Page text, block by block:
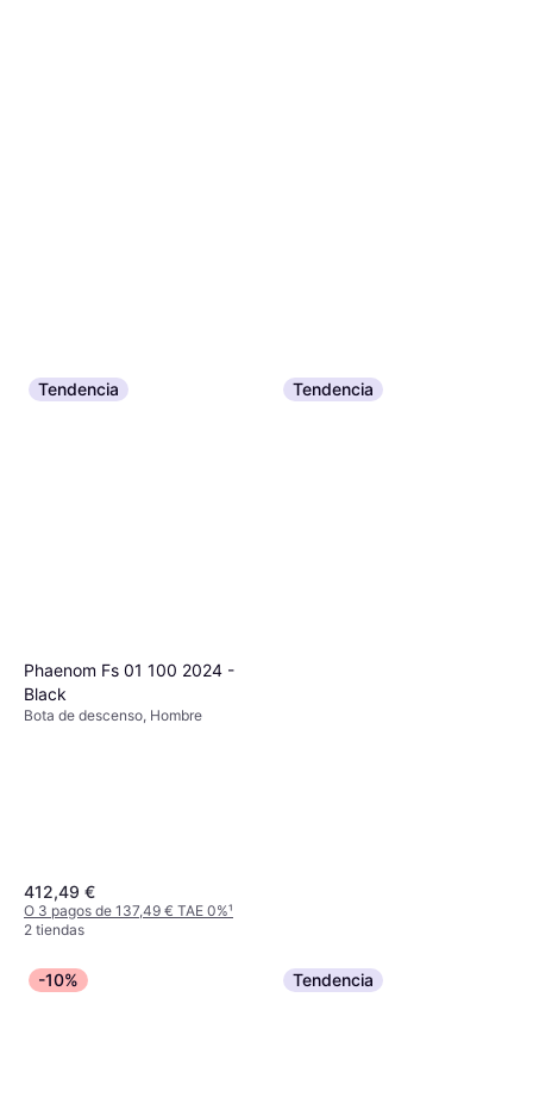
Tendencia
Phaenom Fs 01 100 2024 -
Black
Bota de descenso, Hombre
412,49 €
O 3 pagos de 137,49 € TAE 0%¹
2 tiendas
Tendencia
-10% Tendencia